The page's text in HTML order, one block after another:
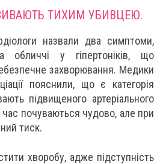
ТИХИМ УБИВЦЕЮ.
назвали два симптоми,
у гіпертоніків, що
захворювання. Медики
пояснили, що є категорія
підвищеного артеріального
почуваються чудово, але при
тиск.
хворобу, адже підступність